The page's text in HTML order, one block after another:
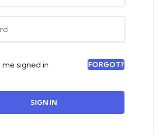
me signed in FORGOT?
SIGN IN